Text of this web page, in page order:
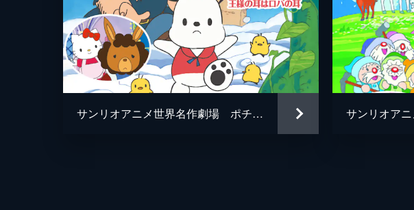
サンリオアニメ世界名作劇場 ポチャッコのジャックと豆の木/ハローキティの王様の耳はロバの耳